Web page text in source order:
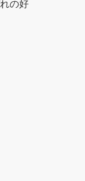
の好